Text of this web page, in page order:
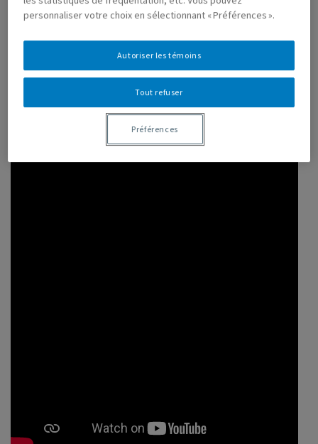
recherche pour les musées et les galeries
Vous devez autoriser les témoins publicitaires
pour afficher les vidéos provenant de Youtube.
Préférences des témoins
personnaliser votre choix en sélectionnant « Préférences ».
Tout refuser
Autoriser les témoins
Préférences